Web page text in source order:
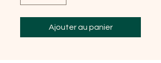
Ajouter au panier